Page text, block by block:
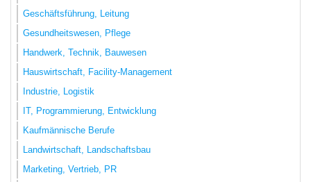
Geschäftsführung, Leitung
Gesundheitswesen, Pflege
Handwerk, Technik, Bauwesen
Hauswirtschaft, Facility-Management
Industrie, Logistik
IT, Programmierung, Entwicklung
Kaufmännische Berufe
Landwirtschaft, Landschaftsbau
Marketing, Vertrieb, PR